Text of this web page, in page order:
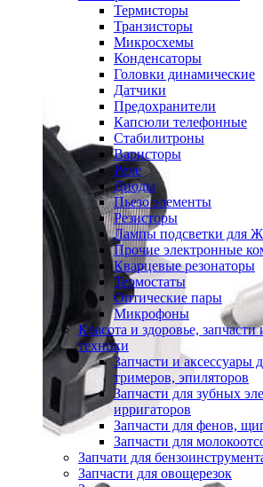
Термисторы
Транзисторы
Микросхемы
Конденсаторы
Головки динамические
Датчики
Предохранители
Капсюли телефонные
Стабилитроны
Варисторы
Реле
Диоды
Пьезо элементы
Резисторы
Лампы подсветки для
Прочие электронные
Кварцевые резонаторы
Термостаты
Оптические пары
Микрофоны
Красота и здоровье, запчасти
техники
Запчасти и аксессуары
тримеров, эпиляторов
Запчасти для зубных
ирригаторов
Запчасти для фенов,
Запчасти для
Запчати для
Запчасти для овощерезок